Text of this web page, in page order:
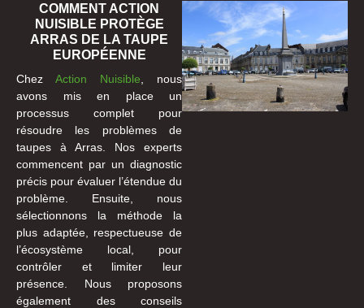
COMMENT ACTION
NUISIBLE PROTÈGE
ARRAS DE LA TAUPE
EUROPÉENNE
Chez Action Nuisible , nous
avons mis en place un
processus complet pour
résoudre les problèmes de
taupes à Arras. Nos experts
commencent par un diagnostic
précis pour évaluer l’étendue du
problème. Ensuite, nous
sélectionnons la méthode la
plus adaptée, respectueuse de
l’écosystème local, pour
contrôler et limiter leur
présence. Nous proposons
également des conseils